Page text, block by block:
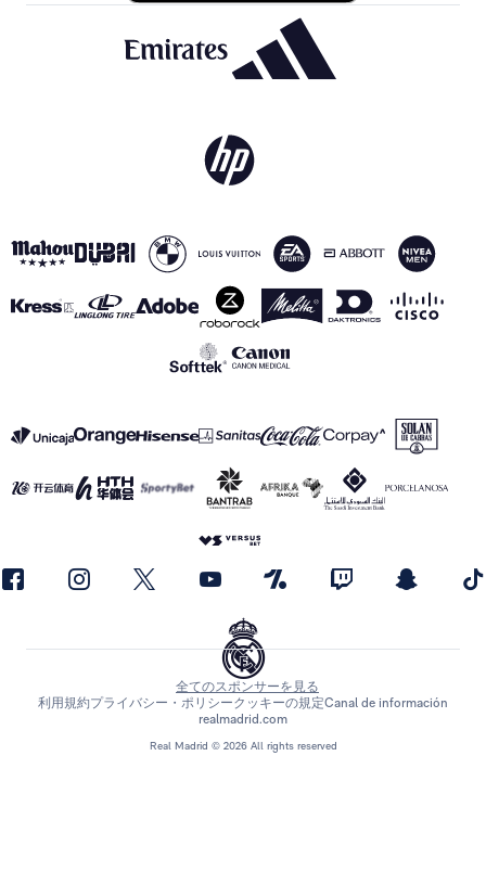
Real Madrid © 2026 All rights reserved
全てのスポンサーを見る
利用規約プライバシー・ポリシークッキーの規定Canal de información
realmadrid.com